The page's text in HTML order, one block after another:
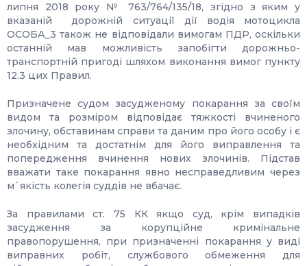
липня 2018 року № 763/764/135/18, згідно з яким у
вказаній дорожній ситуації дії водія мотоцикла
ОСОБА_3 також не відповідали вимогам ПДР, оскільки
останній мав можливість запобігти дорожньо-
транспортній пригоді шляхом виконання вимог пункту
12.3 цих Правил.
Призначене судом засудженому покарання за своїм
видом та розміром відповідає тяжкості вчиненого
злочину, обставинам справи та даним про його особу і є
необхідним та достатнім для його виправлення та
попередження вчинення нових злочинів. Підстав
вважати таке покарання явно несправедливим через
м`якість колегія суддів не вбачає.
За правилами ст. 75 КК якщо суд, крім випадків
засудження за корупційне кримінальне
правопорушення, при призначенні покарання у виді
виправних робіт, службового обмеження для